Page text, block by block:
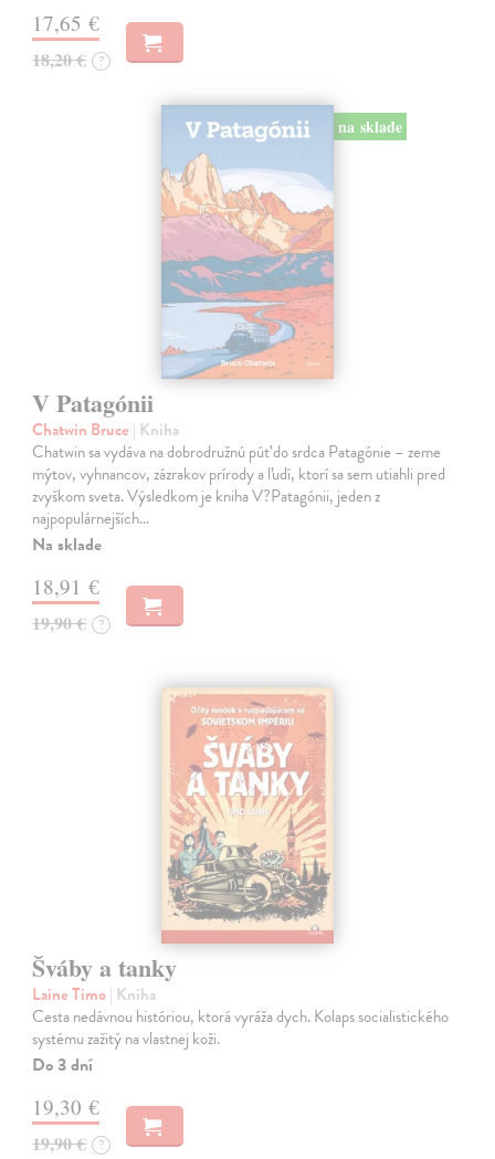
17,65 €
18,20 € ?
na sklade
V Patagónii
Chatwin Bruce | Kniha
Chatwin sa vydáva na dobrodružnú púť do srdca Patagónie – zeme
mýtov, vyhnancov, zázrakov prírody a ľudí, ktorí sa sem utiahli pred
zvyškom sveta. Výsledkom je kniha V?Patagónii, jeden z
najpopulárnejších…
Na sklade
18,91 €
19,90 € ?
Šváby a tanky
Laine Timo| Kniha
Cesta nedávnou históriou, ktorá vyráža dych. Kolaps socialistického
systému zažitý na vlastnej koži.
Do 3 dní
19,30 €
19,90 € ?